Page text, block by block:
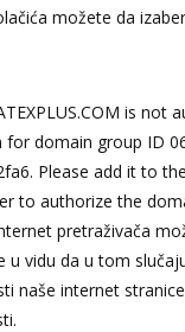
možete da
is not
domain group ID
Please add it to
to authorize the
pretraživača
u vidu da u tom
naše internet